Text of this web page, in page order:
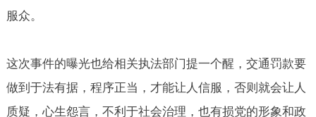
服众。
这次事件的曝光也给相关执法部门提一个醒，交通罚款要
做到于法有据，程序正当，才能让人信服，否则就会让人
质疑，心生怨言，不利于社会治理，也有损党的形象和政